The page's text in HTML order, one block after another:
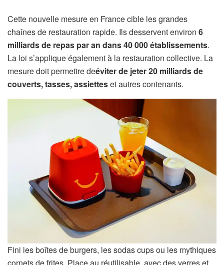
Cette nouvelle mesure en France cible les grandes
chaînes de restauration rapide. Ils desservent environ 6
milliards de repas par an dans 40 000 établissements.
La loi s’applique également à la restauration collective. La
mesure doit permettre deéviter de jeter 20 milliards de
couverts, tasses, assietteset autres contenants.
Fini les boîtes de burgers, les sodas cups ou les mythiques